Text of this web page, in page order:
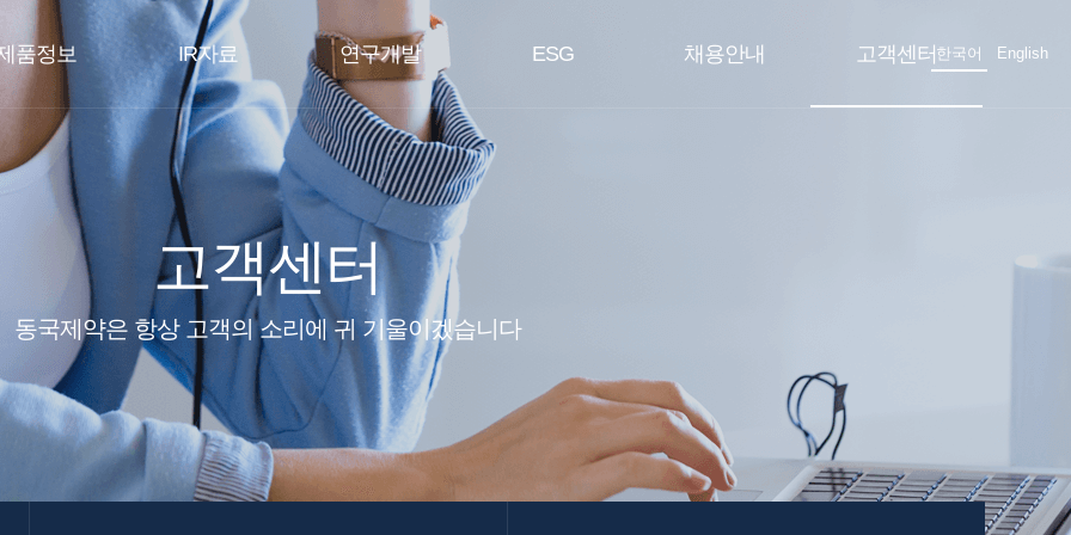
품정보 IR자료 연구개발 ESG 채용안내 고객센터 한국어 English
고객센터
동국제약은 항상 고객의 소리에 귀 기울이겠습니다